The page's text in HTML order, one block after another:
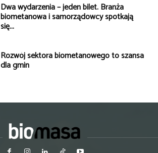
Dwa wydarzenia – jeden bilet. Branża
biometanowa i samorządowcy spotkają
się...
Rozwój sektora biometanowego to szansa
dla gmin